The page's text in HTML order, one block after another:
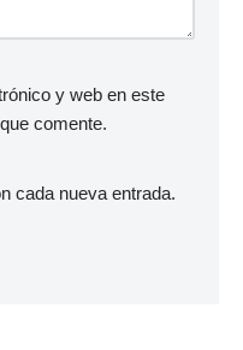
y web en este
comente.
cada nueva entrada.